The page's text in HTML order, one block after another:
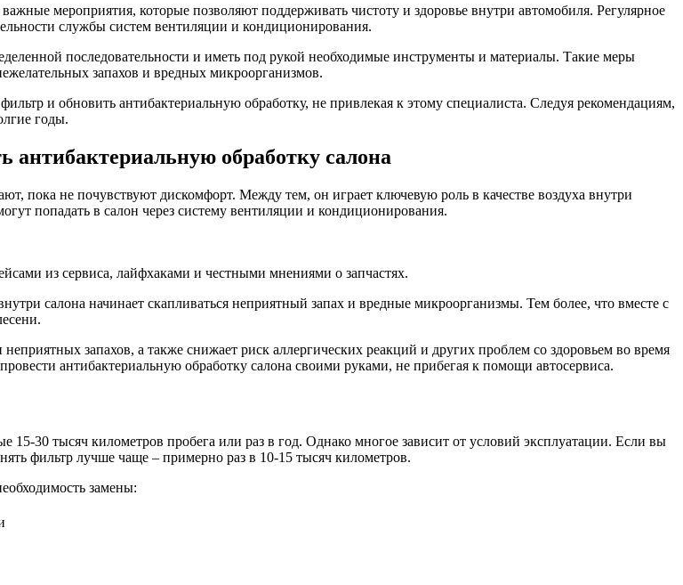
мероприятия, которые позволяют поддерживать чистоту и здоровье внутри автомобиля. Регулярное
службы систем вентиляции и кондиционирования.
последовательности и иметь под рукой необходимые инструменты и материалы. Такие меры
запахов и вредных микроорганизмов.
и обновить антибактериальную обработку, не привлекая к этому специалиста. Следуя рекомендациям,
годы.
обработку салона
пока не почувствуют дискомфорт. Между тем, он играет ключевую роль в качестве воздуха внутри
попадать в салон через систему вентиляции и кондиционирования.
из сервиса, лайфхаками и честными мнениями о запчастях.
салона начинает скапливаться неприятный запах и вредные микроорганизмы. Тем более, что вместе с
запахов, а также снижает риск аллергических реакций и других проблем со здоровьем во время
антибактериальную обработку салона своими руками, не прибегая к помощи автосервиса.
30 тысяч километров пробега или раз в год. Однако многое зависит от условий эксплуатации. Если вы
фильтр лучше чаще – примерно раз в 10-15 тысяч километров.
замены: